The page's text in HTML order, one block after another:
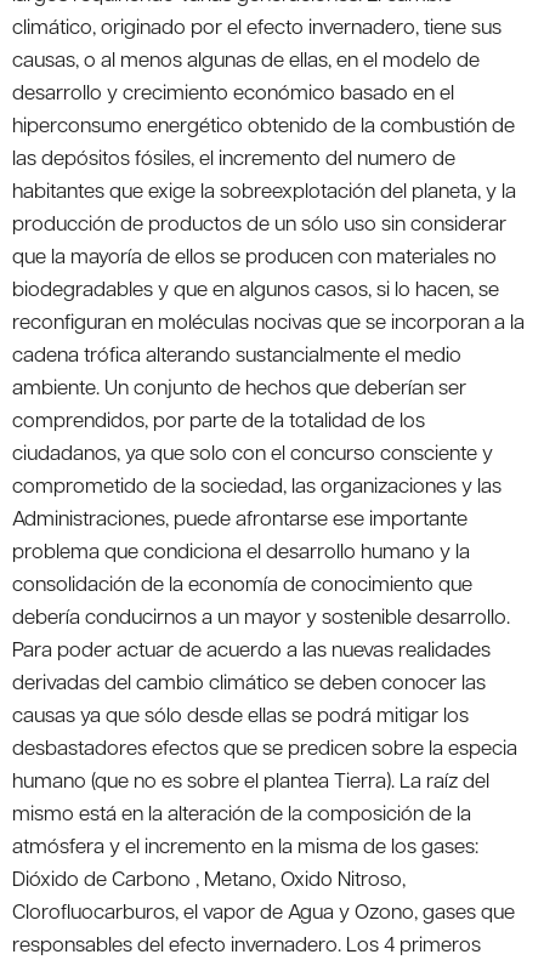
climático, originado por el efecto invernadero, tiene sus
causas, o al menos algunas de ellas, en el modelo de
desarrollo y crecimiento económico basado en el
hiperconsumo energético obtenido de la combustión de
las depósitos fósiles, el incremento del numero de
habitantes que exige la sobreexplotación del planeta, y la
producción de productos de un sólo uso sin considerar
que la mayoría de ellos se producen con materiales no
biodegradables y que en algunos casos, si lo hacen, se
reconfiguran en moléculas nocivas que se incorporan a la
cadena trófica alterando sustancialmente el medio
ambiente. Un conjunto de hechos que deberían ser
comprendidos, por parte de la totalidad de los
ciudadanos, ya que solo con el concurso consciente y
comprometido de la sociedad, las organizaciones y las
Administraciones, puede afrontarse ese importante
problema que condiciona el desarrollo humano y la
consolidación de la economía de conocimiento que
debería conducirnos a un mayor y sostenible desarrollo.
Para poder actuar de acuerdo a las nuevas realidades
derivadas del cambio climático se deben conocer las
causas ya que sólo desde ellas se podrá mitigar los
desbastadores efectos que se predicen sobre la especia
humano (que no es sobre el plantea Tierra). La raíz del
mismo está en la alteración de la composición de la
atmósfera y el incremento en la misma de los gases:
Dióxido de Carbono , Metano, Oxido Nitroso,
Clorofluocarburos, el vapor de Agua y Ozono, gases que
responsables del efecto invernadero. Los 4 primeros